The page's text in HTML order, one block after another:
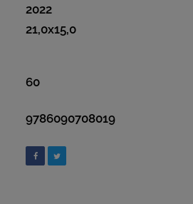
2022
21,0x15,0
60
9786090708019